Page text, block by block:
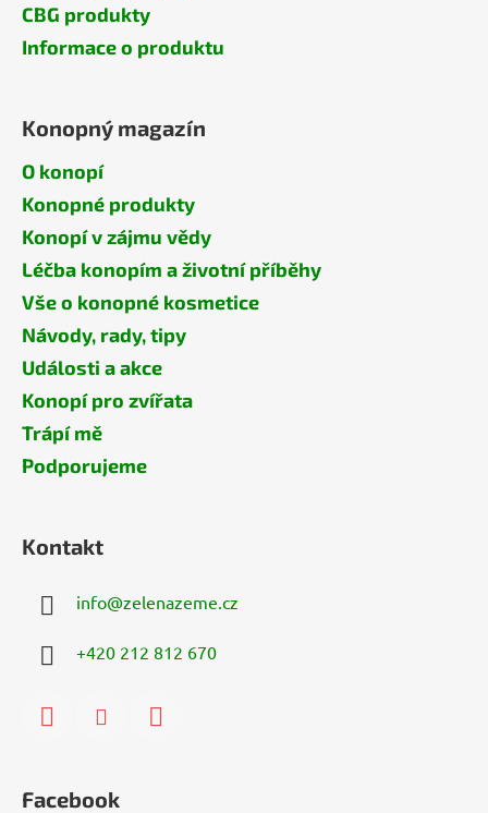
CBG produkty
Informace o produktu
Konopný magazín
O konopí
Konopné produkty
Konopí v zájmu vědy
Léčba konopím a životní příběhy
Vše o konopné kosmetice
Návody, rady, tipy
Události a akce
Konopí pro zvířata
Trápí mě
Podporujeme
Kontakt
info@zelenazeme.cz
+420 212 812 670
Facebook